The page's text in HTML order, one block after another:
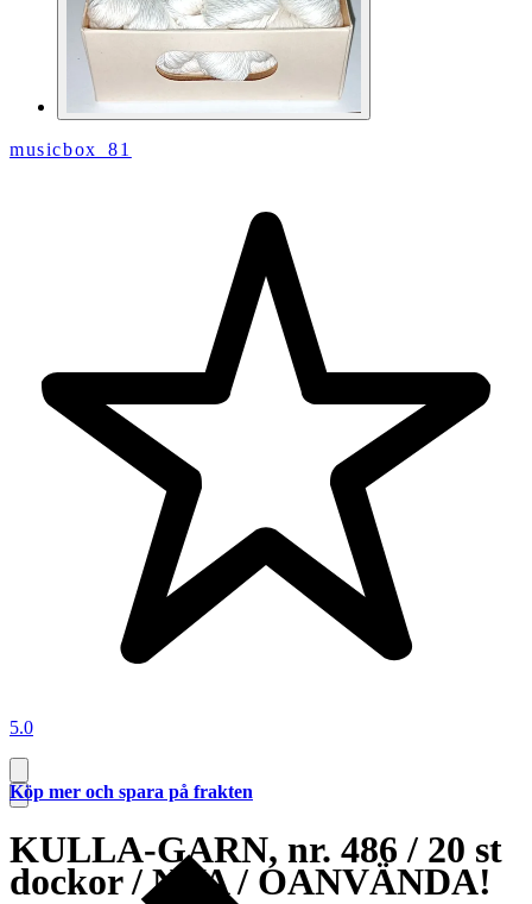
musicbox_81
5.0
KULLA-GARN, nr. 486 / 20 st
dockor / NYA / OANVÄNDA!
Köp mer och spara på frakten